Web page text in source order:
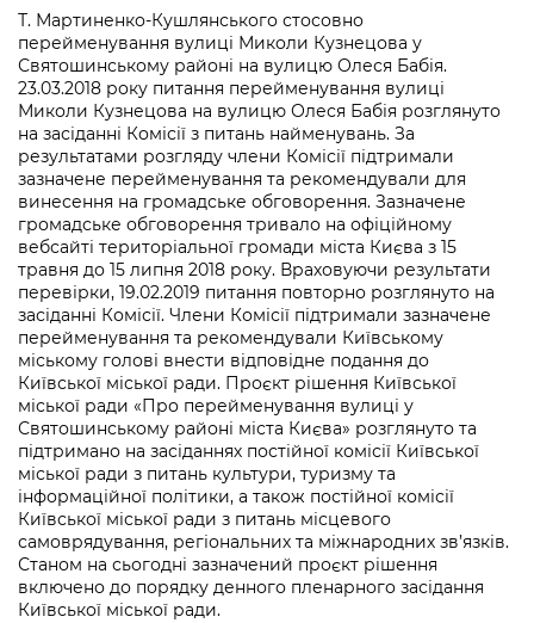
Т. Мартиненко-Кушлянського стосовно
перейменування вулиці Миколи Кузнецова у
Святошинському районі на вулицю Олеся Бабія.
23.03.2018 року питання перейменування вулиці
Миколи Кузнецова на вулицю Олеся Бабія розглянуто
на засіданні Комісії з питань найменувань. За
результатами розгляду члени Комісії підтримали
зазначене перейменування та рекомендували для
винесення на громадське обговорення. Зазначене
громадське обговорення тривало на офіційному
вебсайті територіальної громади міста Києва з 15
травня до 15 липня 2018 року. Враховуючи результати
перевірки, 19.02.2019 питання повторно розглянуто на
засіданні Комісії. Члени Комісії підтримали зазначене
перейменування та рекомендували Київському
міському голові внести відповідне подання до
Київської міської ради. Проєкт рішення Київської
міської ради «Про перейменування вулиці у
Святошинському районі міста Києва» розглянуто та
підтримано на засіданнях постійної комісії Київської
міської ради з питань культури, туризму та
інформаційної політики, а також постійної комісії
Київської міської ради з питань місцевого
самоврядування, регіональних та міжнародних зв’язків.
Станом на сьогодні зазначений проєкт рішення
включено до порядку денного пленарного засідання
Київської міської ради.